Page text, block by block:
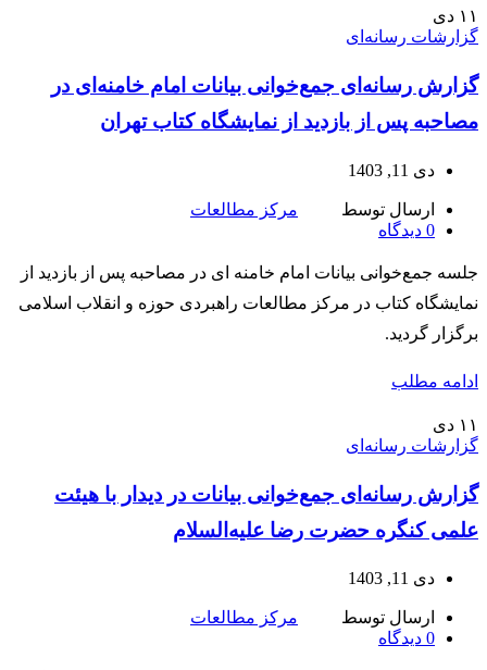
۱۱ دی
گزارشات رسانه‌ای
گزارش رسانه‌ای جمع‌خوانی بیانات امام خامنه‌ای در
مصاحبه پس از بازدید از نمایشگاه کتاب تهران
دی 11, 1403
ارسال توسط
مرکز مطالعات
0 دیدگاه
جلسه جمع‌خوانی بیانات امام خامنه ای در مصاحبه پس از بازدید از
نمایشگاه کتاب در مرکز مطالعات راهبردی حوزه و انقلاب اسلامی
برگزار گردید.
ادامه مطلب
۱۱ دی
گزارشات رسانه‌ای
گزارش رسانه‌ای جمع‌خوانی بیانات در دیدار با هیئت
علمی کنگره حضرت رضا علیه‌السلام
دی 11, 1403
ارسال توسط
مرکز مطالعات
0 دیدگاه